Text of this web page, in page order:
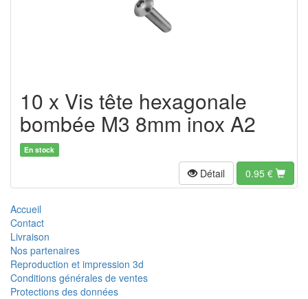
10 x Vis tête hexagonale
bombée M3 8mm inox A2
En stock
Détail 0.95 €
Accueil
Contact
Livraison
Nos partenaires
Reproduction et impression 3d
Conditions générales de ventes
Protections des données